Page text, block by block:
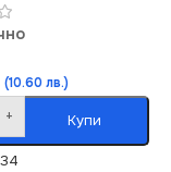
(10.60 лв.)
+ Купи